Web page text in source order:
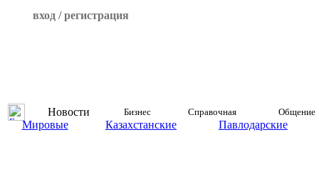
вход / регистрация
Новости Бизнес Справочная Общение
Мировые Казахстанские Павлодарские